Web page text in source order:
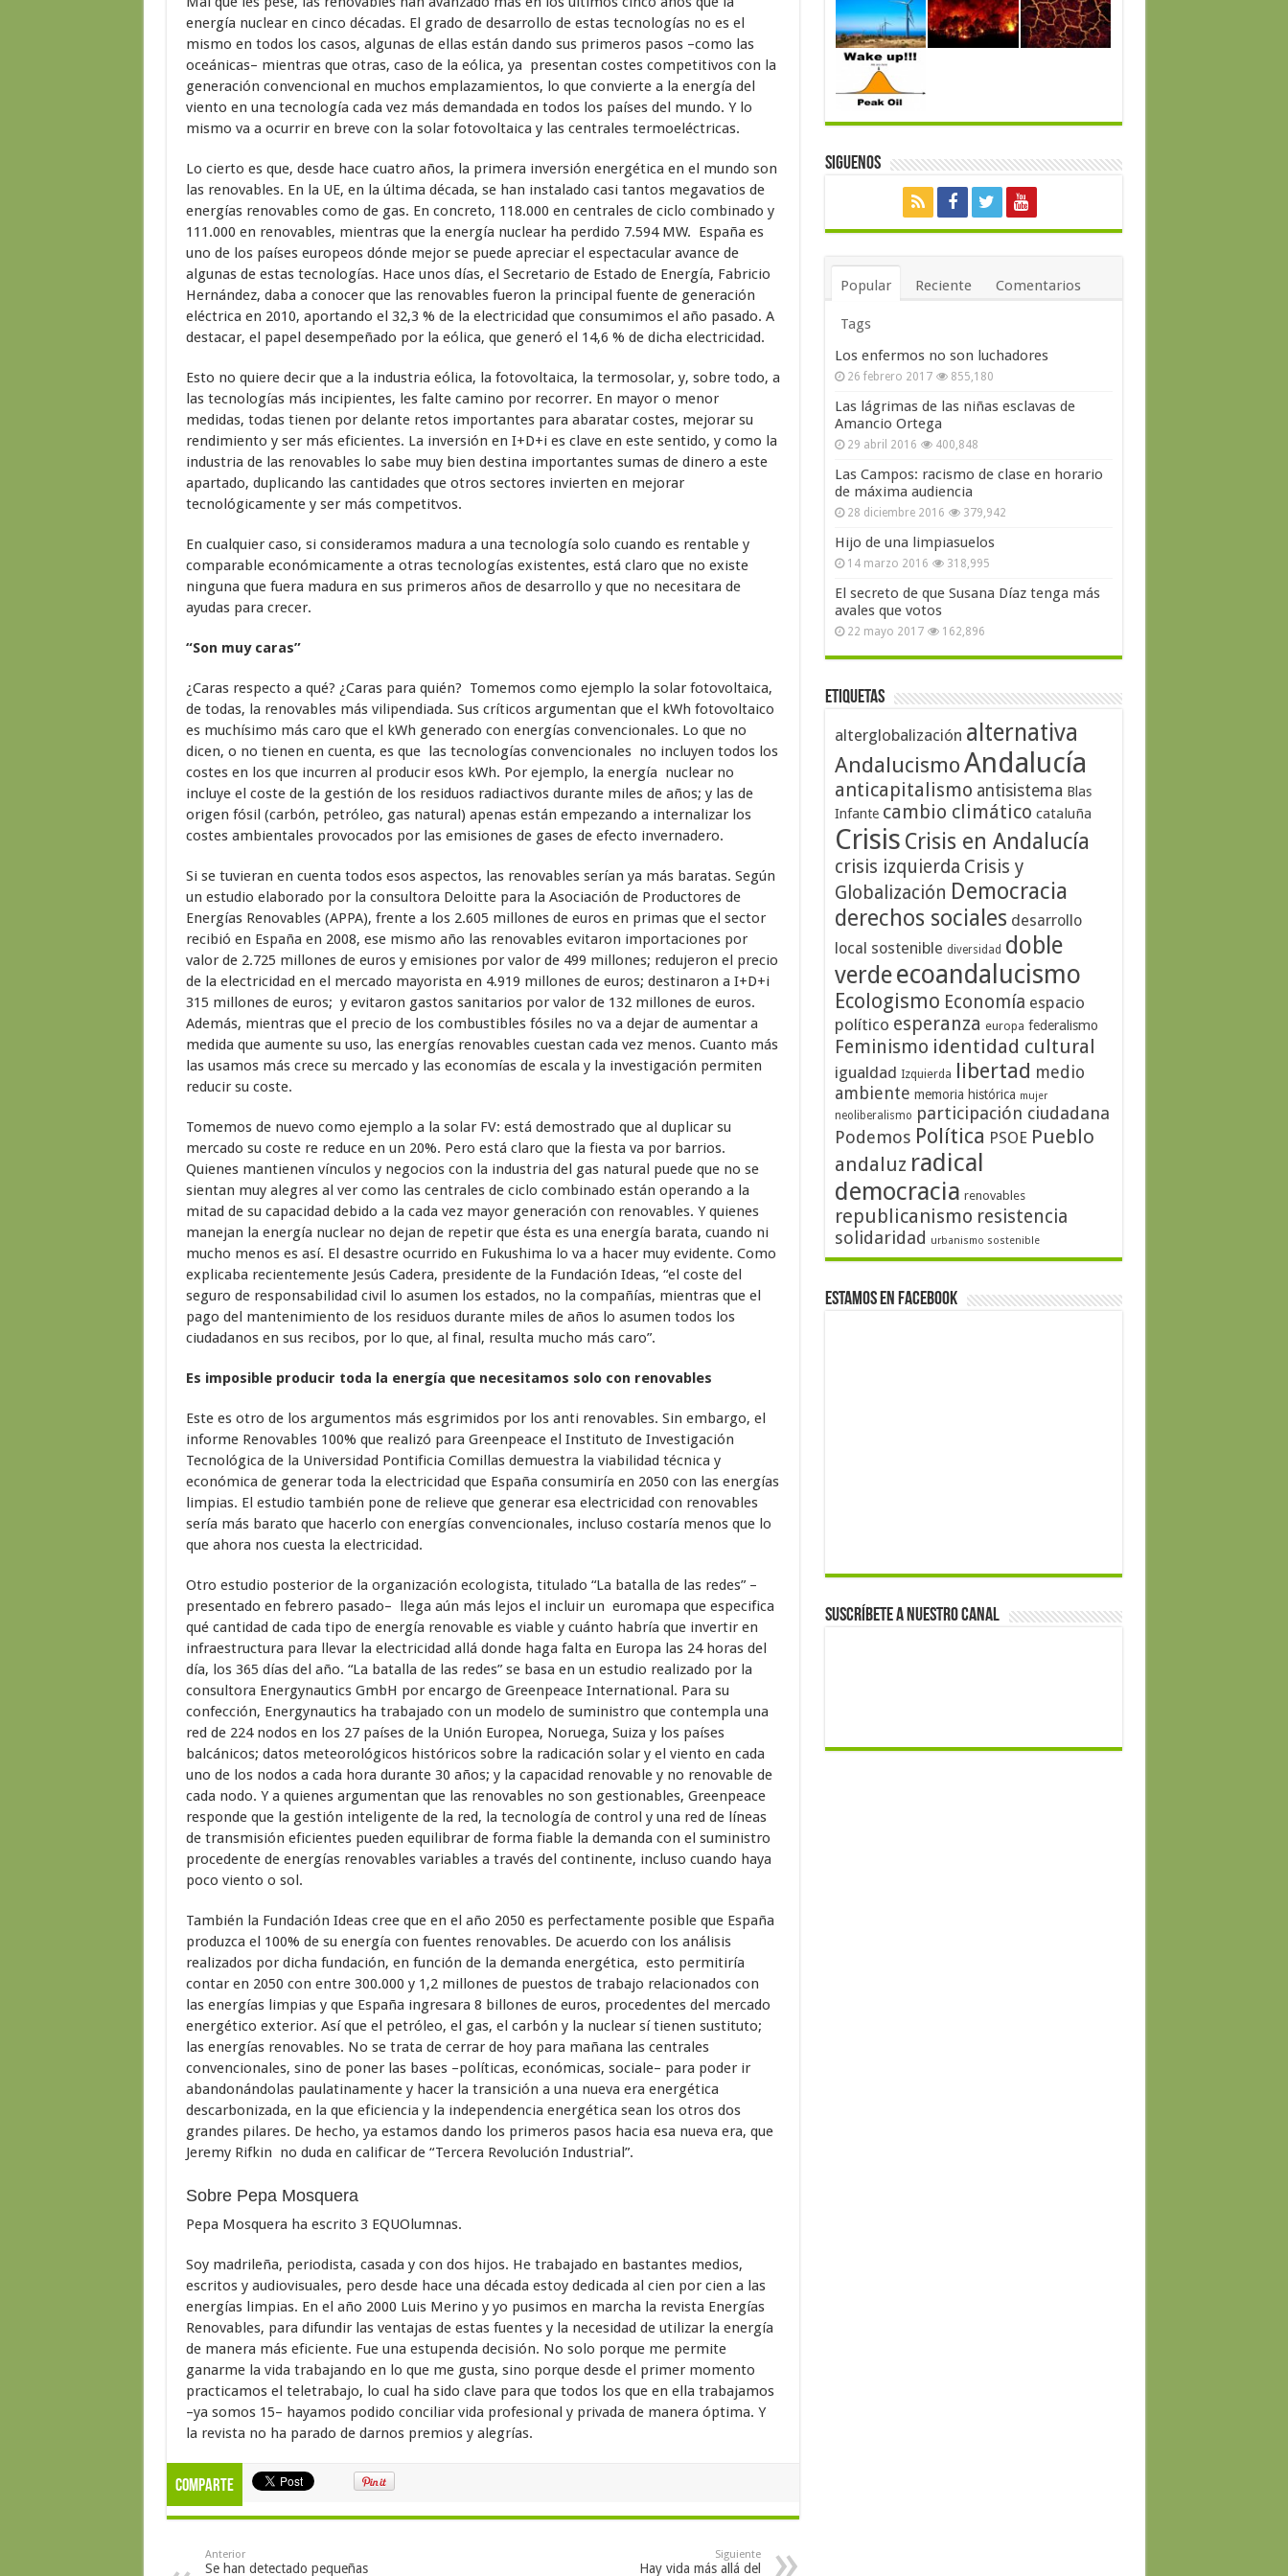
energía nuclear en cinco décadas. El grado de desarrollo de estas tecnologías no es el
mismo en todos los casos, algunas de ellas están dando sus primeros pasos –como las
oceánicas– mientras que otras, caso de la eólica, ya presentan costes competitivos con la
generación convencional en muchos emplazamientos, lo que convierte a la energía del
viento en una tecnología cada vez más demandada en todos los países del mundo. Y lo
mismo va a ocurrir en breve con la solar fotovoltaica y las centrales termoeléctricas.
Lo cierto es que, desde hace cuatro años, la primera inversión energética en el mundo son
las renovables. En la UE, en la última década, se han instalado casi tantos megavatios de
energías renovables como de gas. En concreto, 118.000 en centrales de ciclo combinado y
111.000 en renovables, mientras que la energía nuclear ha perdido 7.594 MW. España es
uno de los países europeos dónde mejor se puede apreciar el espectacular avance de
algunas de estas tecnologías. Hace unos días, el Secretario de Estado de Energía, Fabricio
Hernández, daba a conocer que las renovables fueron la principal fuente de generación
eléctrica en 2010, aportando el 32,3 % de la electricidad que consumimos el año pasado. A
destacar, el papel desempeñado por la eólica, que generó el 14,6 % de dicha electricidad.
Esto no quiere decir que a la industria eólica, la fotovoltaica, la termosolar, y, sobre todo, a
las tecnologías más incipientes, les falte camino por recorrer. En mayor o menor
medidas, todas tienen por delante retos importantes para abaratar costes, mejorar su
rendimiento y ser más eficientes. La inversión en I+D+i es clave en este sentido, y como la
industria de las renovables lo sabe muy bien destina importantes sumas de dinero a este
apartado, duplicando las cantidades que otros sectores invierten en mejorar
tecnológicamente y ser más competitvos.
En cualquier caso, si consideramos madura a una tecnología solo cuando es rentable y
comparable económicamente a otras tecnologías existentes, está claro que no existe
ninguna que fuera madura en sus primeros años de desarrollo y que no necesitara de
ayudas para crecer.
“Son muy caras”
¿Caras respecto a qué? ¿Caras para quién? Tomemos como ejemplo la solar fotovoltaica,
de todas, la renovables más vilipendiada. Sus críticos argumentan que el kWh fotovoltaico
es muchísimo más caro que el kWh generado con energías convencionales. Lo que no
dicen, o no tienen en cuenta, es que las tecnologías convencionales no incluyen todos los
costes en los que incurren al producir esos kWh. Por ejemplo, la energía nuclear no
incluye el coste de la gestión de los residuos radiactivos durante miles de años; y las de
origen fósil (carbón, petróleo, gas natural) apenas están empezando a internalizar los
costes ambientales provocados por las emisiones de gases de efecto invernadero.
Si se tuvieran en cuenta todos esos aspectos, las renovables serían ya más baratas. Según
un estudio elaborado por la consultora Deloitte para la Asociación de Productores de
Energías Renovables (APPA), frente a los 2.605 millones de euros en primas que el sector
recibió en España en 2008, ese mismo año las renovables evitaron importaciones por
valor de 2.725 millones de euros y emisiones por valor de 499 millones; redujeron el precio
de la electricidad en el mercado mayorista en 4.919 millones de euros; destinaron a I+D+i
315 millones de euros; y evitaron gastos sanitarios por valor de 132 millones de euros.
Además, mientras que el precio de los combustibles fósiles no va a dejar de aumentar a
medida que aumente su uso, las energías renovables cuestan cada vez menos. Cuanto más
las usamos más crece su mercado y las economías de escala y la investigación permiten
reducir su coste.
Tomemos de nuevo como ejemplo a la solar FV: está demostrado que al duplicar su
mercado su coste re reduce en un 20%. Pero está claro que la fiesta va por barrios.
Quienes mantienen vínculos y negocios con la industria del gas natural puede que no se
sientan muy alegres al ver como las centrales de ciclo combinado están operando a la
mitad de su capacidad debido a la cada vez mayor generación con renovables. Y quienes
manejan la energía nuclear no dejan de repetir que ésta es una energía barata, cuando ni
mucho menos es así. El desastre ocurrido en Fukushima lo va a hacer muy evidente. Como
explicaba recientemente Jesús Cadera, presidente de la Fundación Ideas, “el coste del
seguro de responsabilidad civil lo asumen los estados, no la compañías, mientras que el
pago del mantenimiento de los residuos durante miles de años lo asumen todos los
ciudadanos en sus recibos, por lo que, al final, resulta mucho más caro”.
Es imposible producir toda la energía que necesitamos solo con renovables
Este es otro de los argumentos más esgrimidos por los anti renovables. Sin embargo, el
informe Renovables 100% que realizó para Greenpeace el Instituto de Investigación
Tecnológica de la Universidad Pontificia Comillas demuestra la viabilidad técnica y
económica de generar toda la electricidad que España consumiría en 2050 con las energías
limpias. El estudio también pone de relieve que generar esa electricidad con renovables
sería más barato que hacerlo con energías convencionales, incluso costaría menos que lo
que ahora nos cuesta la electricidad.
Otro estudio posterior de la organización ecologista, titulado “La batalla de las redes” –
presentado en febrero pasado– llega aún más lejos el incluir un euromapa que especifica
qué cantidad de cada tipo de energía renovable es viable y cuánto habría que invertir en
infraestructura para llevar la electricidad allá donde haga falta en Europa las 24 horas del
día, los 365 días del año. “La batalla de las redes” se basa en un estudio realizado por la
consultora Energynautics GmbH por encargo de Greenpeace International. Para su
confección, Energynautics ha trabajado con un modelo de suministro que contempla una
red de 224 nodos en los 27 países de la Unión Europea, Noruega, Suiza y los países
balcánicos; datos meteorológicos históricos sobre la radicación solar y el viento en cada
uno de los nodos a cada hora durante 30 años; y la capacidad renovable y no renovable de
cada nodo. Y a quienes argumentan que las renovables no son gestionables, Greenpeace
responde que la gestión inteligente de la red, la tecnología de control y una red de líneas
de transmisión eficientes pueden equilibrar de forma fiable la demanda con el suministro
procedente de energías renovables variables a través del continente, incluso cuando haya
poco viento o sol.
También la Fundación Ideas cree que en el año 2050 es perfectamente posible que España
produzca el 100% de su energía con fuentes renovables. De acuerdo con los análisis
realizados por dicha fundación, en función de la demanda energética, esto permitiría
contar en 2050 con entre 300.000 y 1,2 millones de puestos de trabajo relacionados con
las energías limpias y que España ingresara 8 billones de euros, procedentes del mercado
energético exterior. Así que el petróleo, el gas, el carbón y la nuclear sí tienen sustituto;
las energías renovables. No se trata de cerrar de hoy para mañana las centrales
convencionales, sino de poner las bases –políticas, económicas, sociale– para poder ir
abandonándolas paulatinamente y hacer la transición a una nueva era energética
descarbonizada, en la que eficiencia y la independencia energética sean los otros dos
grandes pilares. De hecho, ya estamos dando los primeros pasos hacia esa nueva era, que
Jeremy Rifkin no duda en calificar de “Tercera Revolución Industrial”.
Sobre Pepa Mosquera
Pepa Mosquera ha escrito 3 EQUOlumnas.
Soy madrileña, periodista, casada y con dos hijos. He trabajado en bastantes medios,
escritos y audiovisuales, pero desde hace una década estoy dedicada al cien por cien a las
energías limpias. En el año 2000 Luis Merino y yo pusimos en marcha la revista Energías
Renovables, para difundir las ventajas de estas fuentes y la necesidad de utilizar la energía
de manera más eficiente. Fue una estupenda decisión. No solo porque me permite
ganarme la vida trabajando en lo que me gusta, sino porque desde el primer momento
practicamos el teletrabajo, lo cual ha sido clave para que todos los que en ella trabajamos
–ya somos 15– hayamos podido conciliar vida profesional y privada de manera óptima. Y
la revista no ha parado de darnos premios y alegrías.
Comparte
Anterior
Se han detectado pequeñas
Siguiente
Hay vida más allá del
Siguenos
Popular Reciente Comentarios
Tags
Los enfermos no son luchadores
26 febrero 2017 855,180
Las lágrimas de las niñas esclavas de
Amancio Ortega
29 abril 2016 400,848
Las Campos: racismo de clase en horario
de máxima audiencia
28 diciembre 2016 379,942
Hijo de una limpiasuelos
14 marzo 2016 318,995
El secreto de que Susana Díaz tenga más
avales que votos
22 mayo 2017 162,896
Etiquetas
alterglobalización alternativa
AndalucismoAndalucía
anticapitalismo antisistema Blas
Infante cambio climático cataluña
Crisis Crisis en Andalucía
crisis izquierda Crisis y
Globalización Democracia
derechos sociales desarrollo
local sostenible diversidad doble
verdeecoandalucismo
Ecologismo Economía espacio
político esperanza europa federalismo
Feminismo identidad cultural
igualdad Izquierda libertad medio
ambiente memoria histórica mujer
neoliberalismo participación ciudadana
Podemos Política PSOE Pueblo
andaluz radical
democracia renovables
republicanismo resistencia
solidaridad urbanismo sostenible
Estamos en Facebook
Suscríbete a nuestro canal